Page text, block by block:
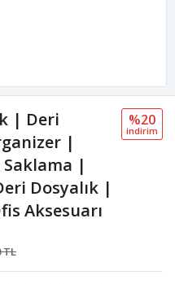
| Deri
|
|
Dosyalık |
Aksesuarı
TL
%20
i̇ndi̇ri̇m